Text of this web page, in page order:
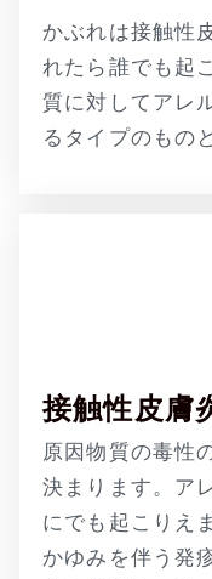
かぶれは接触性
れたら誰でも起
質に対してアレ
るタイプのもの
接触性皮膚
原因物質の毒性
決まります。ア
にでも起こりえ
かゆみを伴う発